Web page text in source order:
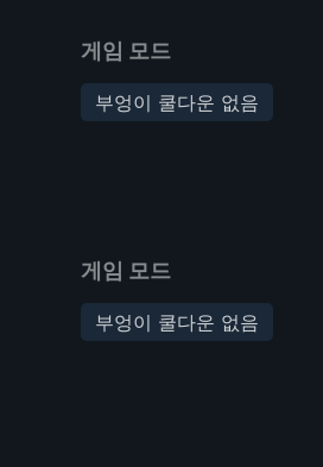
게임 모드
부엉이 쿨다운 없음
게임 모드
부엉이 쿨다운 없음